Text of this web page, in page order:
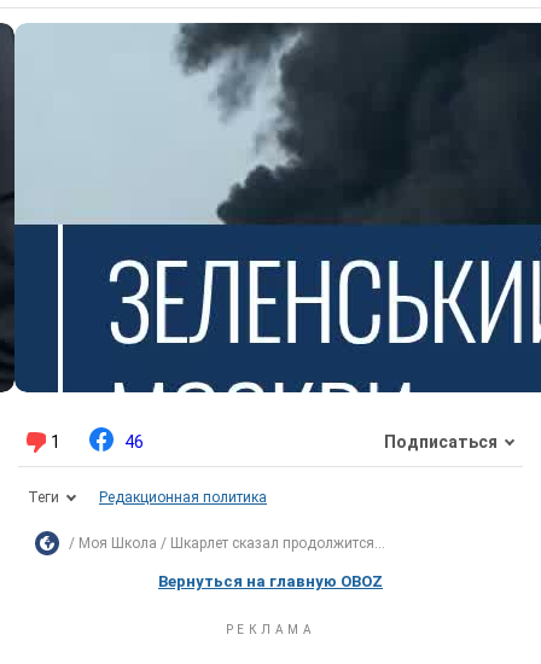
1 46 Подписаться
Теги Редакционная политика
Моя Школа Шкарлет сказал продолжится...
Вернуться на главную OBOZ